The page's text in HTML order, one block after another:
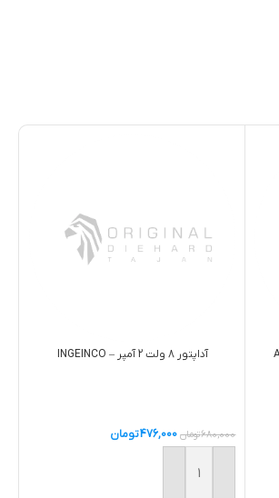
آداپتور 8 ولت 2 آمپر – INGEINCO
680,000تومان 476,000تومان
افزودن به سبد خرید